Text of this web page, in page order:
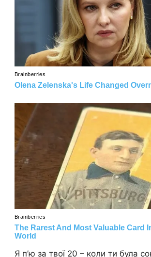
Я п’ю за твої 20 – коли ти була